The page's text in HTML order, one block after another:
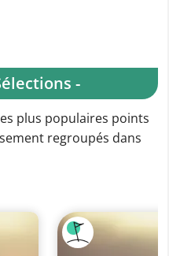
-
plus populaires points
regroupés dans